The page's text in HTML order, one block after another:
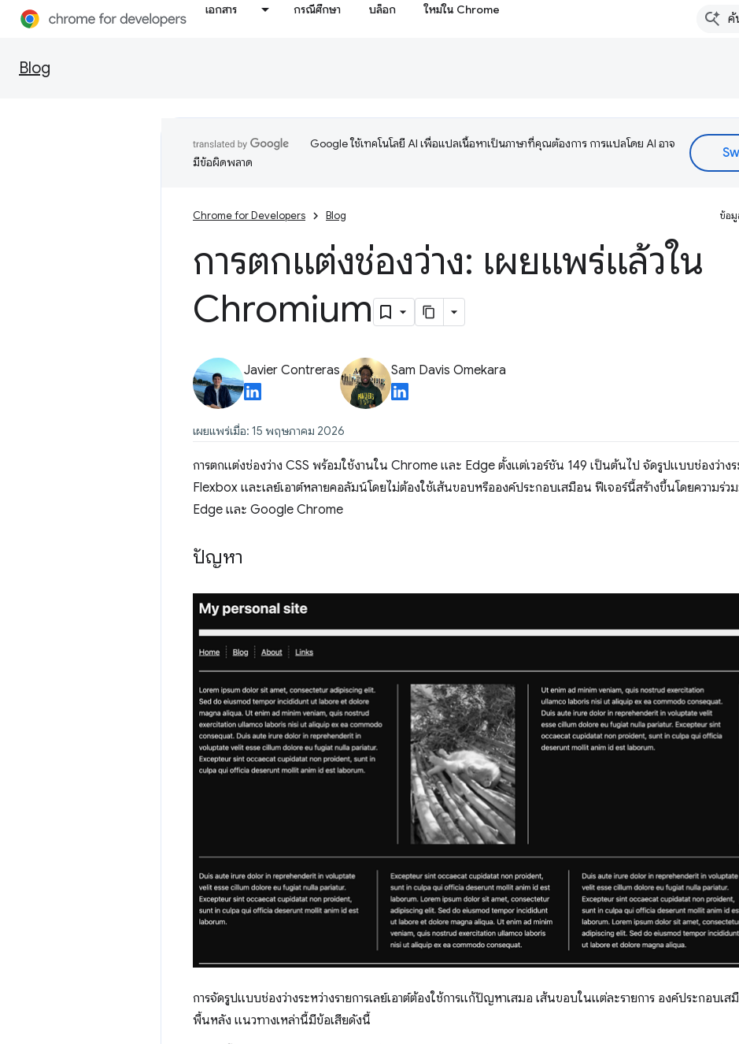
เอกสาร กรณีศึกษา บล็อก ใหม่ใน Chrome
Blog
Google ใช้เทคโนโลยี AI เพื่อแปลเนื้อหาเป็นภาษาที่คุณต้องการ การแปลโดย AI อาจ
มีข้อผิดพลาด
Chrome for Developers Blog ข้อ
การตกแต่งช่องว่าง: เผยแพร่แล้วใน
Chromium
Javier Contreras Sam Davis Omekara
เผยแพร่เมื่อ: 15 พฤษภาคม 2026
การตกแต่งช่องว่าง CSS พร้อมใช้งานใน Chrome และ Edge ตั้งแต่เวอร์ชัน 149 เป็นต้นไป จัดรูปแบบช่องว่างร
Flexbox และเลย์เอาต์หลายคอลัมน์โดยไม่ต้องใช้เส้นขอบหรือองค์ประกอบเสมือน ฟีเจอร์นี้สร้างขึ้นโดยความร่
Edge และ Google Chrome
ปัญหา
การจัดรูปแบบช่องว่างระหว่างรายการเลย์เอาต์ต้องใช้การแก้ปัญหาเสมอ เส้นขอบในแต่ละรายการ องค์ประกอบเส
พื้นหลัง แนวทางเหล่านี้มีข้อเสียดังนี้